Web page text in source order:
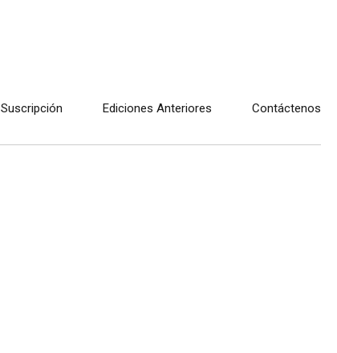
Suscripción Ediciones Anteriores Contáctenos